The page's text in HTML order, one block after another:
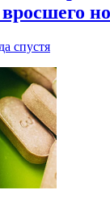
спустя